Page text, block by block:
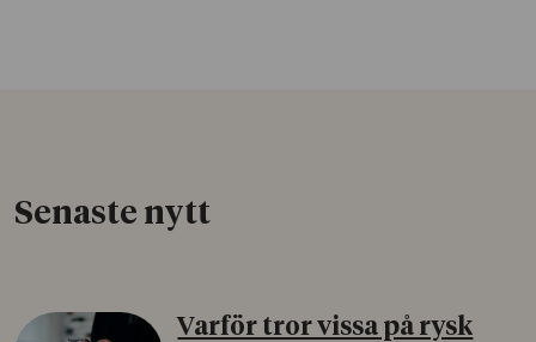
Senaste nytt
Varför tror vissa på rysk